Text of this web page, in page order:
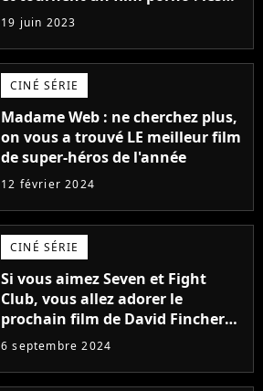
premières images du tournage
(exclu)
19 juin 2023
CINÉ SÉRIE
Madame Web : ne cherchez plus,
on vous a trouvé LE meilleur film
de super-héros de l'année
12 février 2024
CINÉ SÉRIE
Si vous aimez Seven et Fight
Club, vous allez adorer le
prochain film de David Fincher
avec lequel il se réinvente
complètement
6 septembre 2024